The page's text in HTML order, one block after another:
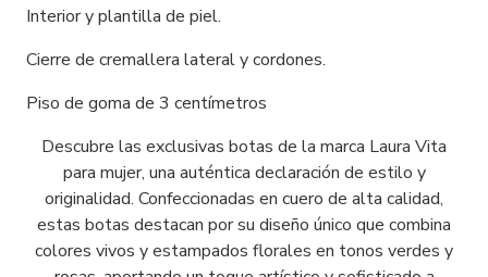
Interior y plantilla de piel.
Cierre de cremallera lateral y cordones.
Piso de goma de 3 centímetros
Descubre las exclusivas botas de la marca Laura Vita
para mujer, una auténtica declaración de estilo y
originalidad. Confeccionadas en cuero de alta calidad,
estas botas destacan por su diseño único que combina
colores vivos y estampados florales en tonos verdes y